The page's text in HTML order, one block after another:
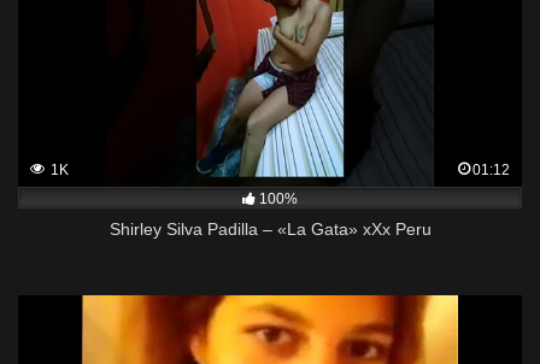
1K
01:12
100%
Shirley Silva Padilla – «La Gata» xXx Peru